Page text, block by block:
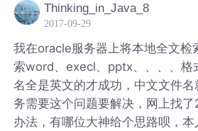
Thinking_in_Java_8
2017-09-29
我在oracle服务器上将本地全文检
索word、execl、pptx、、、、格
名全是英文的才成功，中文文件
务需要这个问题要解决，网上找
办法，有哪位大神给个思路呗，本